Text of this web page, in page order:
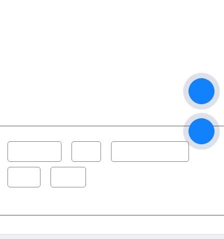
Bị Karaoke. All Rights Reserved. Designed by con chó